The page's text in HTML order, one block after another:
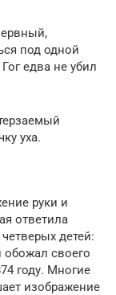
под одной
едва не убил
уха.
руки и
ответила
детей:
обожал своего
году. Многие
изображение